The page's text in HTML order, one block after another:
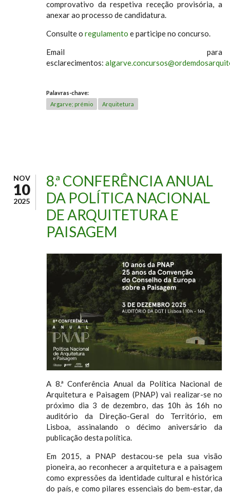
comprovativo da respetiva receção provisória, a
anexar ao processo de candidatura.
Consulte o regulamento e participe no concurso.
Email para
esclarecimentos:
Palavras-chave:
Argarve; prémio
Arquitetura
NOV
10
2025
8.ª CONFERÊNCIA ANUAL
DA POLÍTICA NACIONAL
DE ARQUITETURA E
PAISAGEM
A 8.ª Conferência Anual da Política Nacional de
Arquitetura e Paisagem (PNAP) vai realizar-se no
próximo dia 3 de dezembro, das 10h às 16h no
auditório da Direção-Geral do Território, em
Lisboa, assinalando o décimo aniversário da
publicação desta política.
Em 2015, a PNAP destacou-se pela sua visão
pioneira, ao reconhecer a arquitetura e a paisagem
como expressões da identidade cultural e histórica
do país, e como pilares essenciais do bem-estar, da